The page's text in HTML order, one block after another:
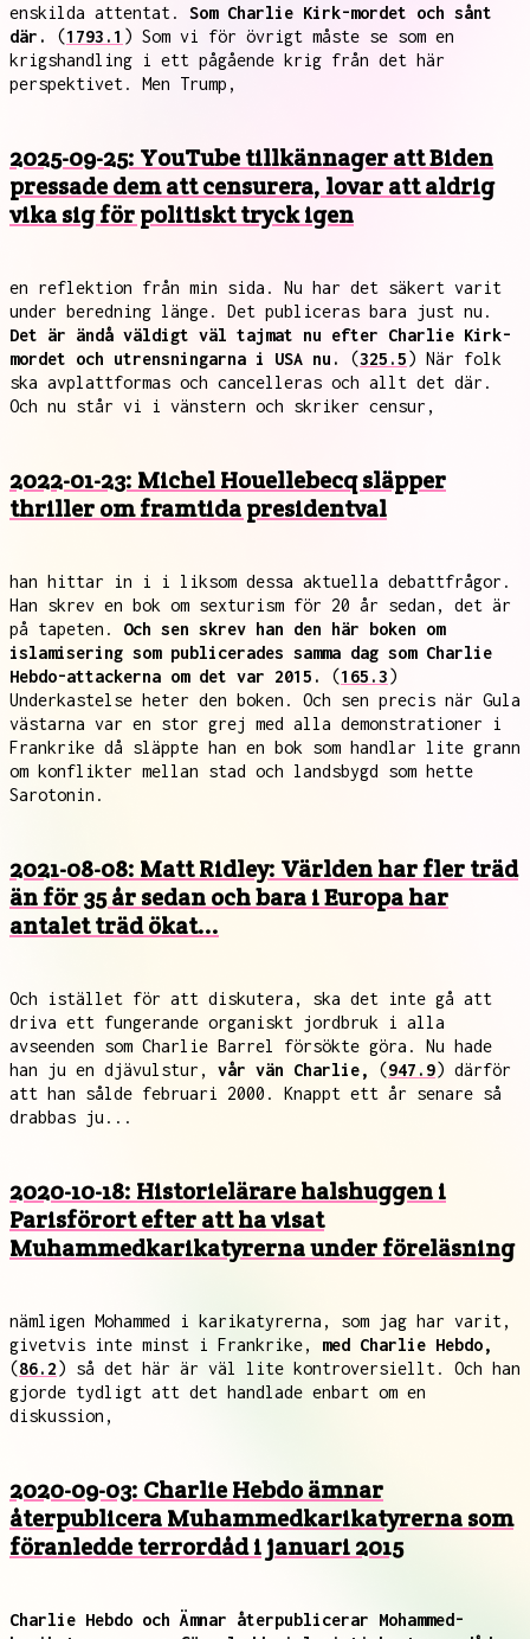
enskilda attentat. Som Charlie Kirk-mordet och sånt
där.
(1793.1 ) Som vi för övrigt måste se som en
krigshandling i ett pågående krig från det här
perspektivet. Men Trump,
2025-09-25: YouTube tillkännager att Biden
pressade dem att censurera, lovar att aldrig
vika sig för politiskt tryck igen
en reflektion från min sida. Nu har det säkert varit
under beredning länge. Det publiceras bara just nu.
Det är ändå väldigt väl tajmat nu efter Charlie Kirk-
mordet och utrensningarna i USA nu.
(325.5) När folk
ska avplattformas och cancelleras och allt det där.
Och nu står vi i vänstern och skriker censur,
2022-01-23: Michel Houellebecq släpper
thriller om framtida presidentval
han hittar in i i liksom dessa aktuella debattfrågor.
Han skrev en bok om sexturism för 20 år sedan, det är
på tapeten. Och sen skrev han den här boken om
islamisering som publicerades samma dag som Charlie
Hebdo-attackerna om det var 2015.
(165.3)
Underkastelse heter den boken. Och sen precis när Gula
västarna var en stor grej med alla demonstrationer i
Frankrike då släppte han en bok som handlar lite grann
om konflikter mellan stad och landsbygd som hette
Sarotonin.
2021-08-08: Matt Ridley: Världen har fler träd
än för 35 år sedan och bara i Europa har
antalet träd ökat...
Och istället för att diskutera, ska det inte gå att
driva ett fungerande organiskt jordbruk i alla
avseenden som Charlie Barrel försökte göra. Nu hade
han ju en djävulstur, vår vän Charlie, (947.9) därför
att han sålde februari 2000. Knappt ett år senare så
drabbas ju...
2020-10-18: Historielärare halshuggen i
Parisförort efter att ha visat
Muhammedkarikatyrerna under föreläsning
nämligen Mohammed i karikatyrerna, som jag har varit,
givetvis inte minst i Frankrike, med Charlie Hebdo,
(86.2) så det här är väl lite kontroversiellt. Och han
gjorde tydligt att det handlade enbart om en
diskussion,
2020-09-03: Charlie Hebdo ämnar
återpublicera Muhammedkarikatyrerna som
föranledde terrordåd i januari 2015
Charlie Hebdo och Ämnar återpublicerar Mohammed-